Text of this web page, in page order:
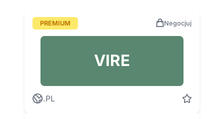
PREMIUM Negocjuj
VIRE
.PL